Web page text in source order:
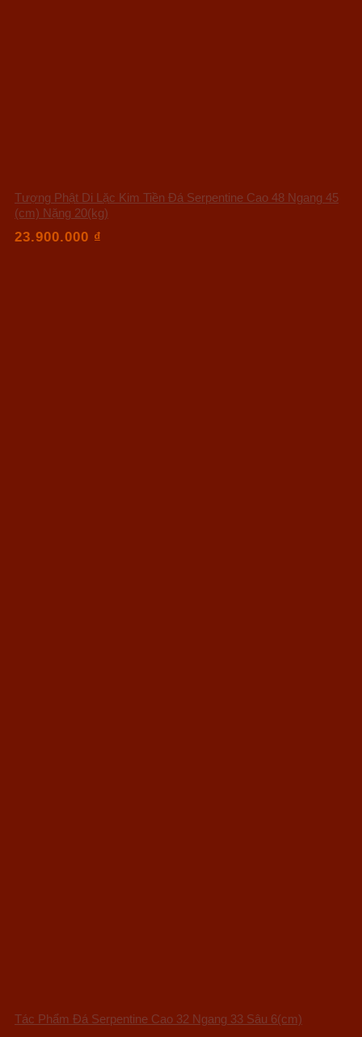
Tượng Phật Di Lặc Kim Tiền Đá Serpentine Cao 48 Ngang 45
(cm) Nặng 20(kg)
23.900.000 ₫
Tác Phẩm Đá Serpentine Cao 32 Ngang 33 Sâu 6(cm)